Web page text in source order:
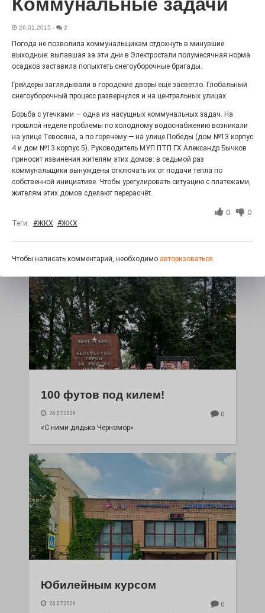
Выставка «Палитра героизма» — новый масштабный
себе Выставочный зал им. Олега Коняшина.
«Районы-кварталы»
путешествуют по городу
0
Радость в квадрате! На этой неделе электростальцев
100 футов под килем!
26.07.2026 0
«С ними дядька Черномор»
Юбилейным курсом
26.07.2026 0
26.01.2015 - 2
Погода не позволила коммунальщикам отдохнуть в минувшие
выходные: выпавшая за эти дни в Электростали полумесячная норма
осадков заставила попыхтеть снегоуборочные бригады.
Грейдеры заглядывали в городские дворы ещё засветло. Глобальный
снегоуборочный процесс развернулся и на центральных улицах.
Борьба с утечками — одна из насущных коммунальных задач. На
прошлой неделе проблемы по холодному водоснабжению возникали
на улице Тевосяна, а по горячему — на улице Победы (дом №13 корпус
4 и дом №13 корпус 5). Руководитель МУП ПТП ГХ Александр Бычков
приносит извинения жителям этих домов: в седьмой раз
коммунальщики вынуждены отключать их от подачи тепла по
собственной инициативе. Чтобы урегулировать ситуацию с платежами,
жителям этих домов сделают перерасчёт.
0 0
Теги: #ЖКХ #ЖКХ
Чтобы написать комментарий, необходимо авторизоваться.